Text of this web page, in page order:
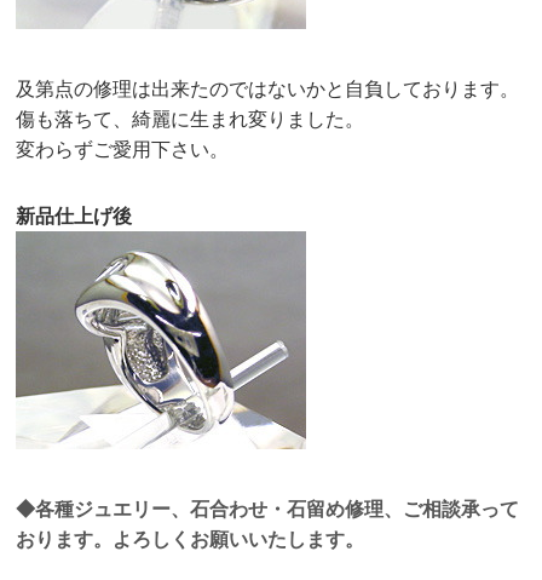
及第点の修理は出来たのではないかと自負しております。
傷も落ちて、綺麗に生まれ変りました。
変わらずご愛用下さい。
新品仕上げ後
◆各種ジュエリー、石合わせ・石留め修理、ご相談承って
おります。よろしくお願いいたします。